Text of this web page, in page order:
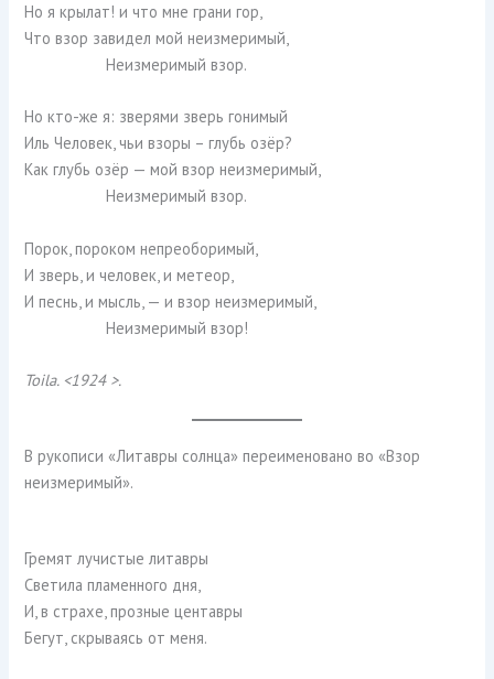
Но я крылат! и что мне грани гор,
Что взор завидел мой неизмеримый,
Неизмеримый взор.
Но кто-же я: зверями зверь гонимый
Иль Человек, чьи взоры – глубь озёр?
Как глубь озёр — мой взор неизмеримый,
Неизмеримый взор.
Порок, пороком непреоборимый,
И зверь, и человек, и метеор,
И песнь, и мысль, — и взор неизмеримый,
Неизмеримый взор!
Toila. <1924 >.
В рукописи «Литавры солнца» переименовано во «Взор
неизмеримый».
Гремят лучистые литавры
Светила пламенного дня,
И, в страхе, прозные центавры
Бегут, скрываясь от меня.